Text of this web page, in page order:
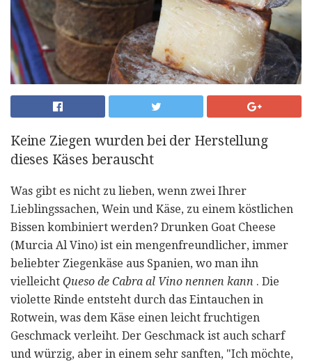
Keine Ziegen wurden bei der Herstellung
dieses Käses berauscht
Was gibt es nicht zu lieben, wenn zwei Ihrer
Lieblingssachen, Wein und Käse, zu einem köstlichen
Bissen kombiniert werden? Drunken Goat Cheese
(Murcia Al Vino) ist ein mengenfreundlicher, immer
beliebter Ziegenkäse aus Spanien, wo man ihn
vielleicht Queso de Cabra al Vino nennen kann . Die
violette Rinde entsteht durch das Eintauchen in
Rotwein, was dem Käse einen leicht fruchtigen
Geschmack verleiht. Der Geschmack ist auch scharf
und würzig, aber in einem sehr sanften, "Ich möchte,